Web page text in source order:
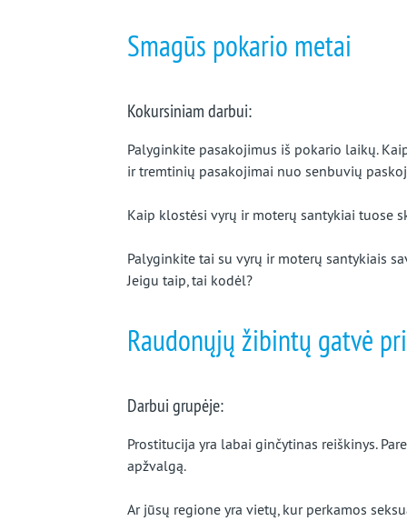
užmirštą
kraštą
Smagūs pokario metai
Kokursiniam darbui:
Palyginkite pasakojimus iš pokario laikų.
ir tremtinių pasakojimai nuo senbuvių
Kaip klostėsi vyrų ir moterų santykiai tuose
Palyginkite tai su vyrų ir moterų santykiais
Jeigu taip, tai kodėl?
Raudonųjų žibintų gatvė
Darbui grupėje:
Prostitucija yra labai ginčytinas reiškinys.
apžvalgą.
Ar jūsų regione yra vietų, kur perkamos